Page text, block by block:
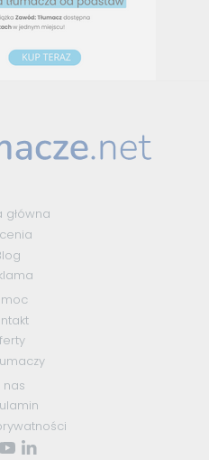
główna
nas